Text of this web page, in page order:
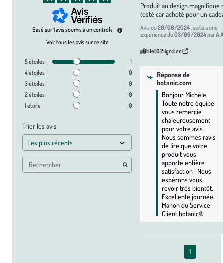
Basé sur1avis soumis à un contrôle
Voir tous les avis sur ce site
5étoiles
1
4étoiles
0
3étoiles
0
2étoiles
0
1étoile 0
Trier les avis
Produit au design magnifique
testé car acheté pour un
Avis du20/06/2024, suite à une
expérience du03/06/2024par
Utile(0)Signaler
Réponse de
botanic.com
Bonjour Michèle.
Toute notre équipe
vous remercie
chaleureusement
pour votre avis.
Nous sommes ravis
de lire que votre
produit vous
apporte entière
satisfaction ! Nous
espérons vous
revoir très bientôt.
Excellente journée.
Manon du Service
Client botanic®
1